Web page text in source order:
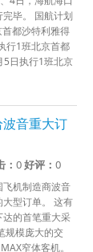
毕。 国航计划
都沙特利雅得
行1班北京首都
5日执行1班北京
音重大订
：0好评：0
机制造商波音
型订单。 这有
的首笔重大采
规模庞大的交
窄体客机。